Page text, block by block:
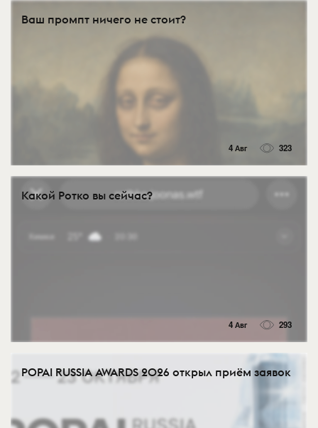
Ваш промпт ничего не стоит?
4 Авг 323
Какой Ротко вы сейчас?
4 Авг 293
POPAI RUSSIA AWARDS 2026 открыл приём заявок